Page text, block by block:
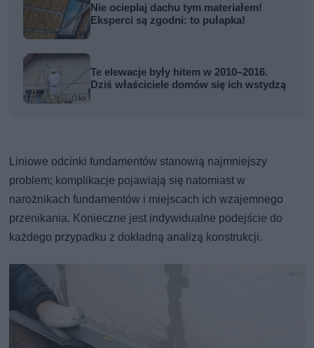
Nie ocieplaj dachu tym materiałem!
Eksperci są zgodni: to pułapka!
Te elewacje były hitem w 2010–2016.
Dziś właściciele domów się ich wstydzą
Liniowe odcinki fundamentów stanowią najmniejszy
problem; komplikacje pojawiają się natomiast w
narożnikach fundamentów i miejscach ich wzajemnego
przenikania. Konieczne jest indywidualne podejście do
każdego przypadku z dokładną analizą konstrukcji.